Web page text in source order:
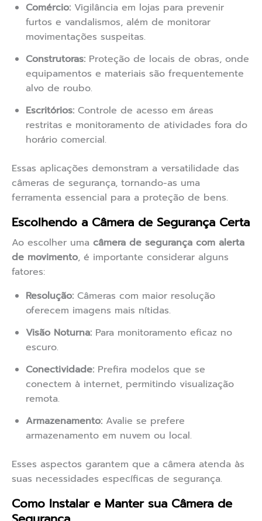
Comércio: Vigilância em lojas para prevenir
furtos e vandalismos, além de monitorar
movimentações suspeitas.
Construtoras: Proteção de locais de obras, onde
equipamentos e materiais são frequentemente
alvo de roubo.
Escritórios: Controle de acesso em áreas
restritas e monitoramento de atividades fora do
horário comercial.
Essas aplicações demonstram a versatilidade das
câmeras de segurança, tornando-as uma
ferramenta essencial para a proteção de bens.
Escolhendo a Câmera de Segurança Certa
Ao escolher uma câmera de segurança com alerta
de movimento, é importante considerar alguns
fatores:
Resolução: Câmeras com maior resolução
oferecem imagens mais nítidas.
Visão Noturna: Para monitoramento eficaz no
escuro.
Conectividade: Prefira modelos que se
conectem à internet, permitindo visualização
remota.
Armazenamento: Avalie se prefere
armazenamento em nuvem ou local.
Esses aspectos garantem que a câmera atenda às
suas necessidades específicas de segurança.
Como Instalar e Manter sua Câmera de